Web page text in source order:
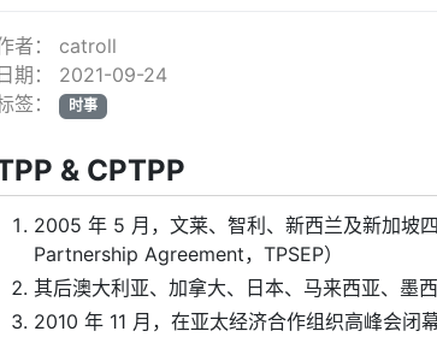
者： catroll
日期： 2021-09-24
签：
时事
& CPTPP
2005 年 5 月，文莱、智利、新西兰及新加坡
Partnership Agreement，TPSEP）
其后澳大利亚、加拿大、日本、马来西亚、墨
2010 年 11 月，在亚太经济合作组织高峰会闭